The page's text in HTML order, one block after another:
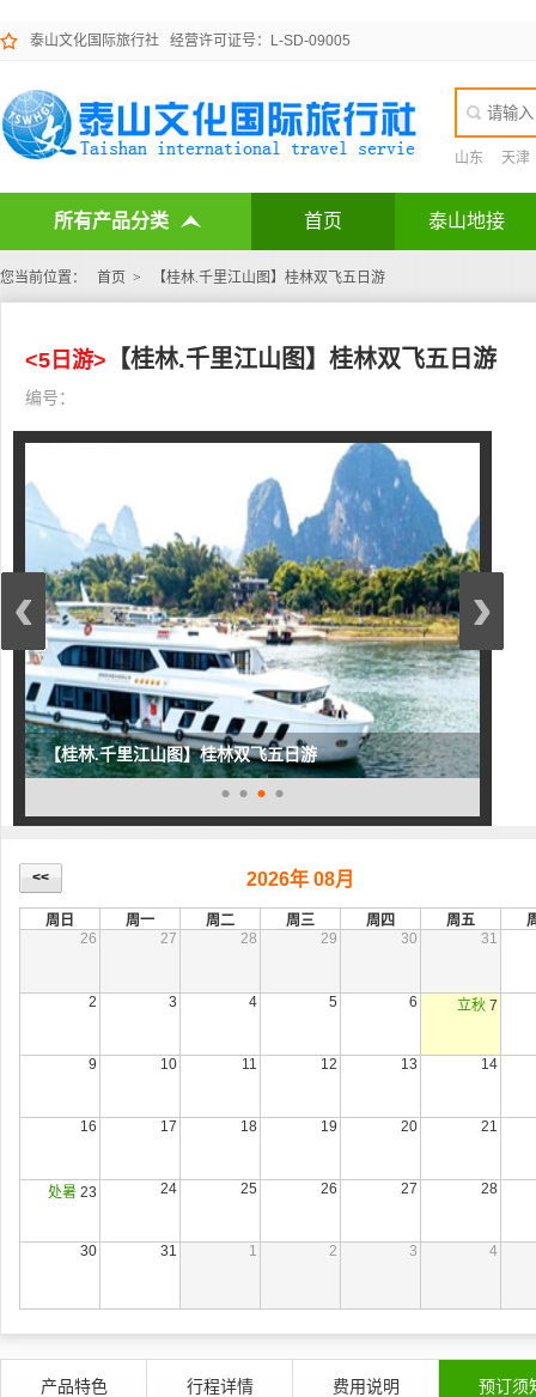
泰山文化国际旅行社 经营许可证号：L-SD-09005
山东 天津
所有产品分类 首页 泰山地接
您当前位置： 首页 > 【桂林.千里江山图】桂林双飞五日游
<5日游> 【桂林.千里江山图】桂林双飞五日游
编号：
【桂林.千里江山图】桂林双飞五日游
• • • •
‹ ›
<< 2026年 08月
周日 周一 周二 周三 周四 周五
26
27 28 29 30 31
2 3 4 5 6 立秋 7
9 10 11 12 13 14
16 17 18 19 20 21
处暑 23 24 25 26 27 28
30 31 1 2 3 4
产品特色 行程详情 费用说明 预订须